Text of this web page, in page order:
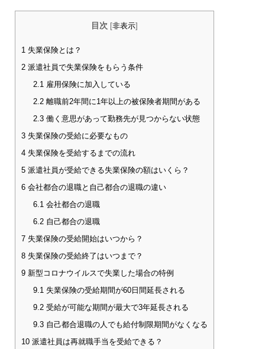
目次 非表示]
1失業保険とは？
2派遣社員で失業保険をもらう条件
2.1雇用保険に加入している
2.2離職前2年間に1年以上の被保険者期間がある
2.3働く意思があって勤務先が見つからない状態
3失業保険の受給に必要なもの
4失業保険を受給するまでの流れ
5派遣社員が受給できる失業保険の額はいくら？
6会社都合の退職と自己都合の退職の違い
6.1会社都合の退職
6.2自己都合の退職
7失業保険の受給開始はいつから？
8失業保険の受給終了はいつまで？
9新型コロナウイルスで失業した場合の特例
9.1失業保険の受給期間が60日間延長される
9.2受給が可能な期間が最大で3年延長される
9.3自己都合退職の人でも給付制限期間がなくなる
10派遣社員は再就職手当を受給できる？